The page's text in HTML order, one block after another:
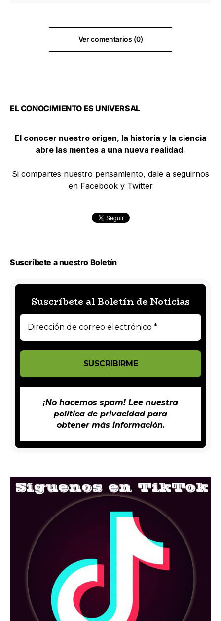
Ver comentarios (0)
EL CONOCIMIENTO ES UNIVERSAL
El conocer nuestro origen, la historia y la ciencia
abre las mentes a una nueva realidad.
Si compartes nuestro pensamiento, dale a seguirnos
en Facebook y Twitter
Suscríbete a nuestro Boletín
Suscríbete al Boletín de Noticias
¡No hacemos spam! Lee nuestra
política de privacidadpara
obtener más información.